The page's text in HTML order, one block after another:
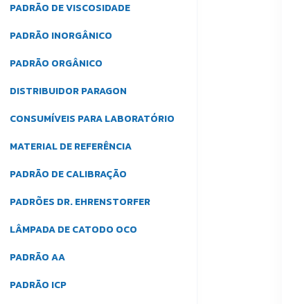
PADRÃO DE VISCOSIDADE
PADRÃO INORGÂNICO
PADRÃO ORGÂNICO
DISTRIBUIDOR PARAGON
CONSUMÍVEIS PARA LABORATÓRIO
MATERIAL DE REFERÊNCIA
PADRÃO DE CALIBRAÇÃO
PADRÕES DR. EHRENSTORFER
LÂMPADA DE CATODO OCO
PADRÃO AA
PADRÃO ICP